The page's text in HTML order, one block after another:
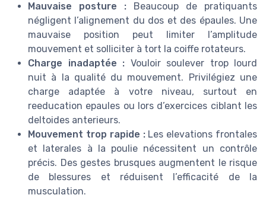
Mauvaise posture : Beaucoup de pratiquants
négligent l’alignement du dos et des épaules. Une
mauvaise position peut limiter l’amplitude
mouvement et solliciter à tort la coiffe rotateurs.
Charge inadaptée : Vouloir soulever trop lourd
nuit à la qualité du mouvement. Privilégiez une
charge adaptée à votre niveau, surtout en
reeducation epaules ou lors d’exercices ciblant les
deltoides anterieurs.
Mouvement trop rapide :Les elevations frontales
et laterales à la poulie nécessitent un contrôle
précis. Des gestes brusques augmentent le risque
de blessures et réduisent l’efficacité de la
musculation.